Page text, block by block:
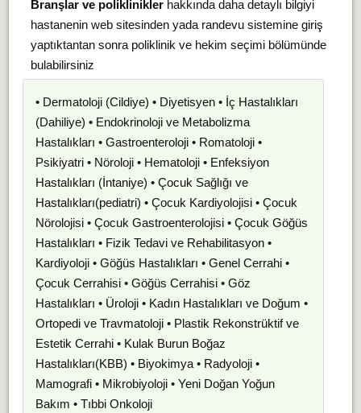
Branşlar ve polikliniklerhakkında daha detaylı bilgiyi
hastanenin web sitesinden yada randevu sistemine giriş
yaptıktantan sonra poliklinik ve hekim seçimi bölümünde
bulabilirsiniz
• Dermatoloji (Cildiye) • Diyetisyen • İç Hastalıkları
(Dahiliye) • Endokrinoloji ve Metabolizma
Hastalıkları • Gastroenteroloji • Romatoloji •
Psikiyatri • Nöroloji • Hematoloji • Enfeksiyon
Hastalıkları (İntaniye) • Çocuk Sağlığı ve
Hastalıkları(pediatri) • Çocuk Kardiyolojisi • Çocuk
Nörolojisi • Çocuk Gastroenterolojisi • Çocuk Göğüs
Hastalıkları • Fizik Tedavi ve Rehabilitasyon •
Kardiyoloji • Göğüs Hastalıkları • Genel Cerrahi •
Çocuk Cerrahisi • Göğüs Cerrahisi • Göz
Hastalıkları • Üroloji • Kadın Hastalıkları ve Doğum •
Ortopedi ve Travmatoloji • Plastik Rekonstrüktif ve
Estetik Cerrahi • Kulak Burun Boğaz
Hastalıkları(KBB) • Biyokimya • Radyoloji •
Mamografi • Mikrobiyoloji • Yeni Doğan Yoğun
Bakım • Tıbbi Onkoloji